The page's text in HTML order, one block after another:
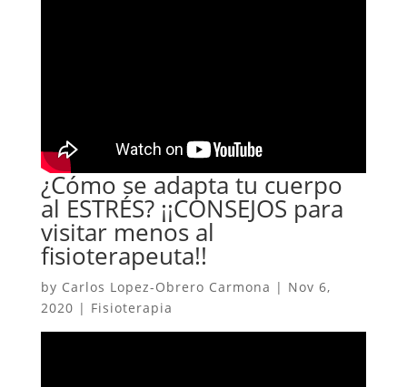
¿Cómo se adapta tu cuerpo
al ESTRÉS? ¡¡CONSEJOS para
visitar menos al
fisioterapeuta!!
by Carlos Lopez-Obrero Carmona | Nov 6,
2020 | Fisioterapia